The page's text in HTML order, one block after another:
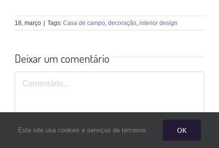
18, março Tags: Casa de campo, decoração, interior design
Deixar um comentário
Comentário
Este site usa cookies e serviços de terceiros. OK